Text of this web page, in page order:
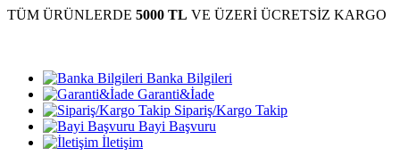
TÜM ÜRÜNLERDE 5000 TL VE ÜZERİ ÜCRETSİZ KARGO
Banka Bilgileri
Garanti&İade
Sipariş/Kargo Takip
Bayi Başvuru
İletişim